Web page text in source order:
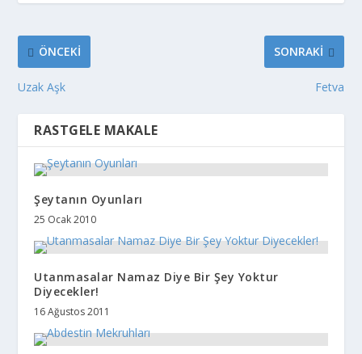
ÖNCEKI
Uzak Aşk
SONRAKI
Fetva
RASTGELE MAKALE
Şeytanın Oyunları
25 Ocak 2010
Utanmasalar Namaz Diye Bir Şey Yoktur
Diyecekler!
16 Ağustos 2011